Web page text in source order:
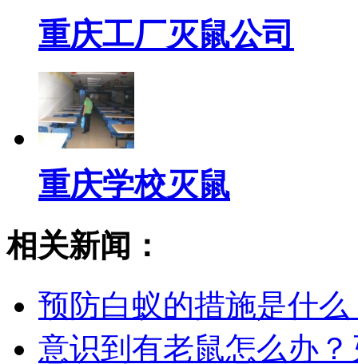
重庆工厂灭鼠公司
重庆学校灭鼠
相关新闻：
预防白蚁的措施是什么
意识到有老鼠怎么办